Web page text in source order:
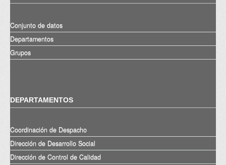
Conjunto de datos
Departamentos
Grupos
DEPARTAMENTOS
Coordinación de Despacho
Dirección de Desarrollo Social
Dirección de Control de Calidad